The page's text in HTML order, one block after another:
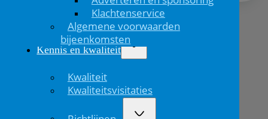
Klachtenservice
Algemene voorwaarden
bijeenkomsten
Kennis en kwaliteit
Kwaliteit
Kwaliteitsvisitaties
bericht